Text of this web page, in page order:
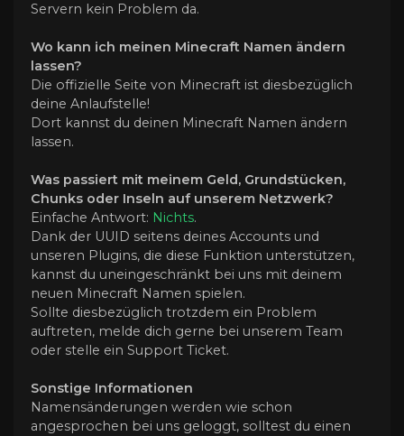
Servern kein Problem da.
Wo kann ich meinen Minecraft Namen ändern
lassen?
Die offizielle Seite von Minecraft ist diesbezüglich
deine Anlaufstelle!
Dort kannst du deinen Minecraft Namen ändern
lassen.
Was passiert mit meinem Geld, Grundstücken,
Chunks oder Inseln auf unserem Netzwerk?
Einfache Antwort: Nichts.
Dank der UUID seitens deines Accounts und
unseren Plugins, die diese Funktion unterstützen,
kannst du uneingeschränkt bei uns mit deinem
neuen Minecraft Namen spielen.
Sollte diesbezüglich trotzdem ein Problem
auftreten, melde dich gerne bei unserem Team
oder stelle ein Support Ticket.
Sonstige Informationen
Namensänderungen werden wie schon
angesprochen bei uns geloggt, solltest du einen